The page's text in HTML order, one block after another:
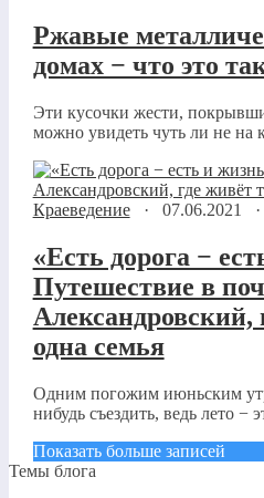
Ржавые
домах − что это
Эти кусочки жести,
можно увидеть чуть ли не на
Краеведение· 07.06.2021 ·
«Есть дорога −
Путешествие в
Александровский,
одна семья
Одним погожим июньским
нибудь съездить, ведь лето −
Показать больше записей
Темы блога